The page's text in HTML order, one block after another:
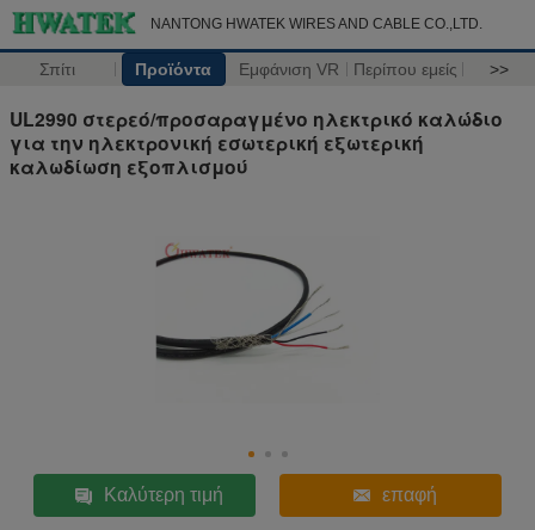
NANTONG HWATEK WIRES AND CABLE CO.,LTD.
Σπίτι Προϊόντα Εμφάνιση VR Περίπου εμείς >>
UL2990 στερεό/προσαραγμένο ηλεκτρικό καλώδιο
για την ηλεκτρονική εσωτερική εξωτερική
καλωδίωση εξοπλισμού
Καλύτερη τιμή επαφή